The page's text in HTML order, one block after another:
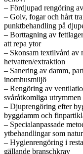
– Fördjupad rengöring
– Golv, fogar och hårt
punktbehandling på
– Borttagning av
att repa ytor
– Skonsam textilvård av
hetvatten/extraktion
– Sanering av damm,
inomhusmiljö
– Rengöring av
svåråtkomliga utrymmen
– Djuprengöring efter
byggdamm och
– Specialanpassade
ytbehandlingar som
– Hygienrengöring i
gällande branschkrav